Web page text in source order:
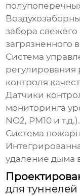
забора свежего
загрязненного
Система
регулирования
контроля
Датчики
мониторинга
NO2, PM10 и т.д.).
Система
удаление дыма
для туннелей